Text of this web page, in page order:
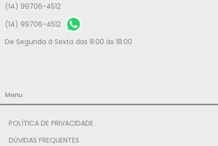
(14) 99706-4512
(14) 99706-4512
De Segunda à Sexta das 8:00 às 18:00
Menu
POLÍTICA DE PRIVACIDADE
DÚVIDAS FREQUENTES